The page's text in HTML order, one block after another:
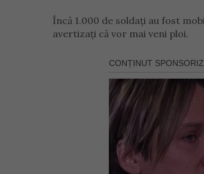
Încă 1.000 de soldați au fost
avertizați că vor mai veni ploi.